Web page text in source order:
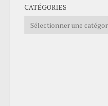
CATÉGORIES
Catégories